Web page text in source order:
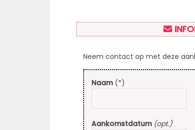
Neem contact op met deze
Naam (*)
Aankomstdatum (opt.)